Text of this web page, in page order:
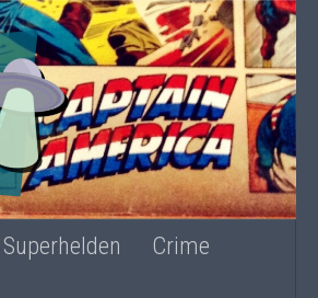
Superhelden
Crime